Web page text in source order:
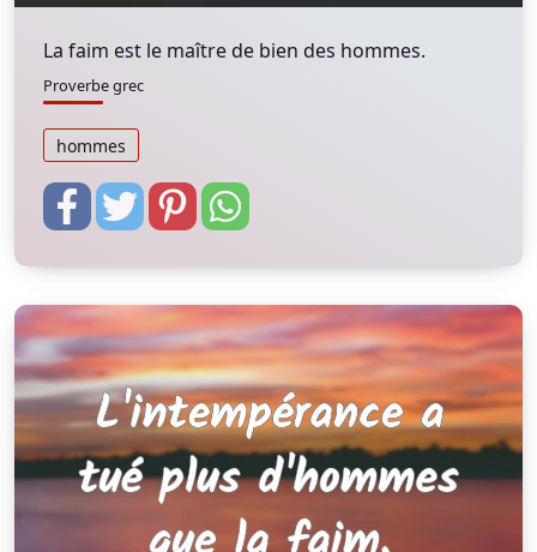
La faim est le maître de bien des hommes.
Proverbe grec
hommes